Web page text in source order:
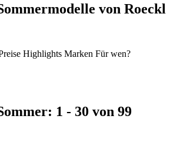
von Roeckl
Highlights Marken Für wen?
1 - 30 von 99